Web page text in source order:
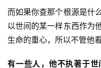
而如果你查那个根源是什
以世间的某一样东西作为
生命的重心，所以不管他
有一些人，他不执著于